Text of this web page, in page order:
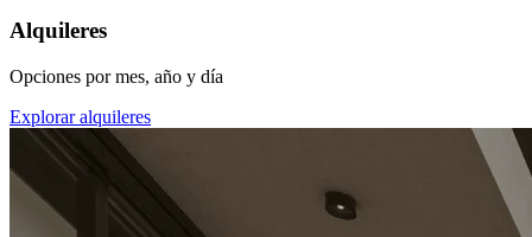
Alquileres
Opciones por mes, año y día
Explorar alquileres